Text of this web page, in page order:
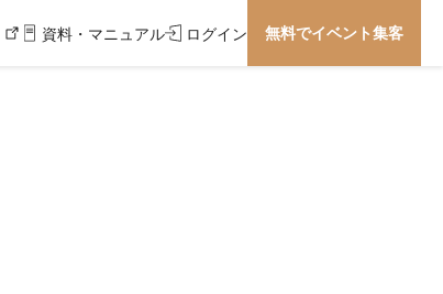
資料・マニュアル ログイン 無料でイベント集客